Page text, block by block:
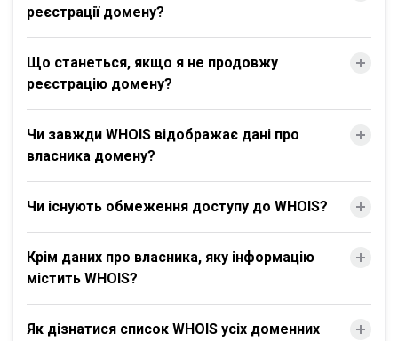
реєстрації домену?
Що станеться, якщо я не продовжу
реєстрацію домену?
Чи завжди WHOIS відображає дані про
власника домену?
Чи існують обмеження доступу до WHOIS?
Крім даних про власника, яку інформацію
містить WHOIS?
Як дізнатися список WHOIS усіх доменних